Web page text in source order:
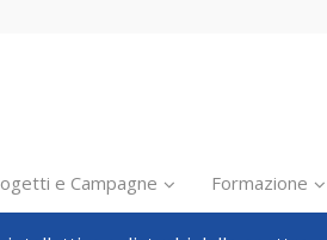
e Campagne Formazione